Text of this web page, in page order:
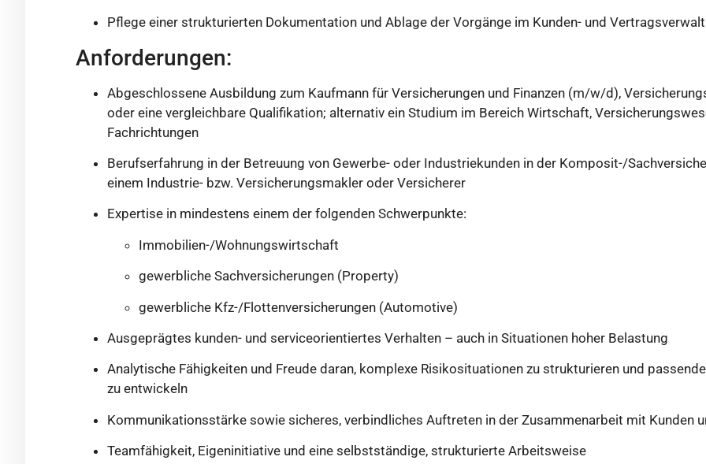
Pflege einer strukturierten Dokumentation und Ablage der Vorgänge im Kunden- und
Anforderungen:
Abgeschlossene Ausbildung zum Kaufmann für Versicherungen und Finanzen (m/w/d),
oder eine vergleichbare Qualifikation; alternativ ein Studium im Bereich Wirtschaft,
Fachrichtungen
Berufserfahrung in der Betreuung von Gewerbe- oder Industriekunden in der Komposit-/
einem Industrie- bzw. Versicherungsmakler oder Versicherer
Expertise in mindestens einem der folgenden Schwerpunkte:
Immobilien-/Wohnungswirtschaft
gewerbliche Sachversicherungen (Property)
gewerbliche Kfz-/Flottenversicherungen (Automotive)
Ausgeprägtes kunden- und serviceorientiertes Verhalten – auch in Situationen hoher Belastung
Analytische Fähigkeiten und Freude daran, komplexe Risikosituationen zu strukturieren und
zu entwickeln
Kommunikationsstärke sowie sicheres, verbindliches Auftreten in der Zusammenarbeit mit Kunden
Teamfähigkeit, Eigeninitiative und eine selbstständige, strukturierte Arbeitsweise